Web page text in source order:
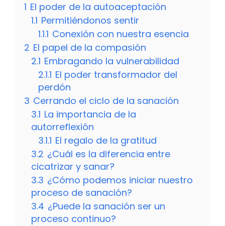
1 El poder de la autoaceptación
1.1 Permitiéndonos sentir
1.1.1 Conexión con nuestra esencia
2 El papel de la compasión
2.1 Embragando la vulnerabilidad
2.1.1 El poder transformador del
perdón
3 Cerrando el ciclo de la sanación
3.1 La importancia de la
autorreflexión
3.1.1 El regalo de la gratitud
3.2 ¿Cuál es la diferencia entre
cicatrizar y sanar?
3.3 ¿Cómo podemos iniciar nuestro
proceso de sanación?
3.4 ¿Puede la sanación ser un
proceso continuo?